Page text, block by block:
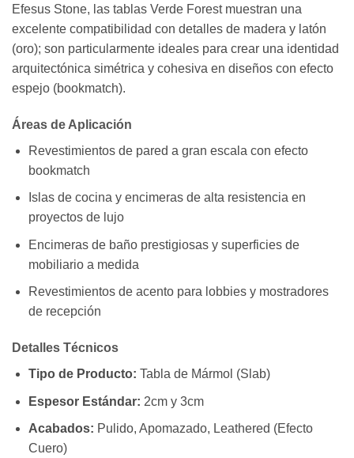
Efesus Stone, las tablas Verde Forest muestran una
excelente compatibilidad con detalles de madera y latón
(oro); son particularmente ideales para crear una identidad
arquitectónica simétrica y cohesiva en diseños con efecto
espejo (bookmatch).
Áreas de Aplicación
Revestimientos de pared a gran escala con efecto
bookmatch
Islas de cocina y encimeras de alta resistencia en
proyectos de lujo
Encimeras de baño prestigiosas y superficies de
mobiliario a medida
Revestimientos de acento para lobbies y mostradores
de recepción
Detalles Técnicos
Tipo de Producto: Tabla de Mármol (Slab)
Espesor Estándar: 2cm y 3cm
Acabados: Pulido, Apomazado, Leathered (Efecto
Cuero)